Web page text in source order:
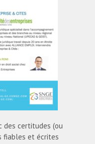
des certitudes (ou
fiables et écrites